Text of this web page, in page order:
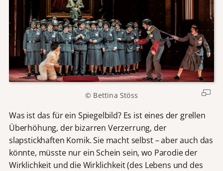
© Bettina Stöss
Was ist das für ein Spiegelbild? Es ist eines der grellen
Überhöhung, der bizarren Verzerrung, der
slapstickhaften Komik. Sie macht selbst – aber auch das
könnte, müsste nur ein Schein sein, wo Parodie der
Wirklichkeit und die Wirklichkeit (des Lebens und des